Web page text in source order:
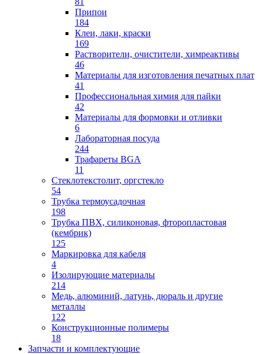
Припои
184
Клеи, лаки, краски
169
Растворители, очистители, химреактивы
46
Материалы для изготовления печатных плат
41
Профессиональная химия для пайки
42
Материалы для формовки и отливки
6
Лабораторная посуда
244
Трафареты BGA
11
Стеклотекстолит, оргстекло
54
Трубка термоусадочная
198
Трубка ПВХ, силиконовая, фторопластовая
(кембрик)
125
Маркировка для кабеля
4
Изолирующие материалы
214
Медь, алюминий, латунь, дюраль и другие
металлы
122
Конструкционные полимеры
18
Запчасти и комплектующие